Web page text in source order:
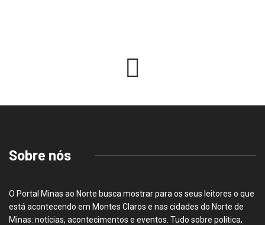
Sobre nós
O Portal Minas ao Norte busca mostrar para os seus leitores o que
está acontecendo em Montes Claros e nas cidades do Norte de
Minas: notícias, acontecimentos e eventos. Tudo sobre política,